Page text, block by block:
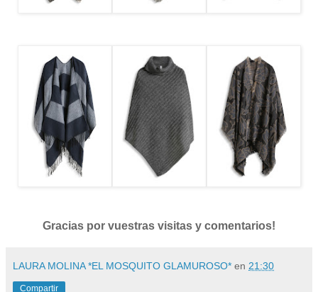
Gracias por vuestras visitas y comentarios!
LAURA MOLINA *EL MOSQUITO GLAMUROSO* en 21:30
Compartir